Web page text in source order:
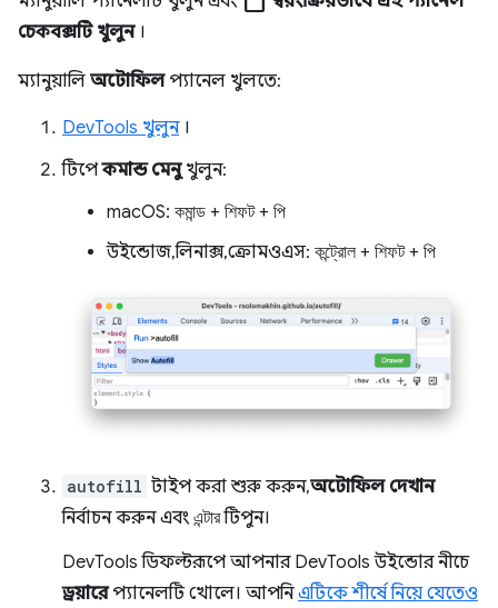
চেকবক্সটি খুলুন।
ম্যানুয়ালি অটোফিলপ্যানেল খুলতে:
DevTools খুলুন।
টিপেকমান্ড মেনুখুলুন:
macOS: কমান্ড + শিফট+ পি
উইন্ডোজ, লিনাক্স, ক্রোমওএস: কন্ট্রোল + শিফট+ পি
autofill টাইপ করা শুরু করুন,অটোফিল দেখান
নির্বাচন করুন এবং এন্টারটিপুন।
DevTools ডিফল্টরূপে আপনার DevTools উইন্ডোর নীচে
ড্রয়ারেপ্যানেলটি খোলে। আপনিএটিকে শীর্ষে নিয়ে যেতেও